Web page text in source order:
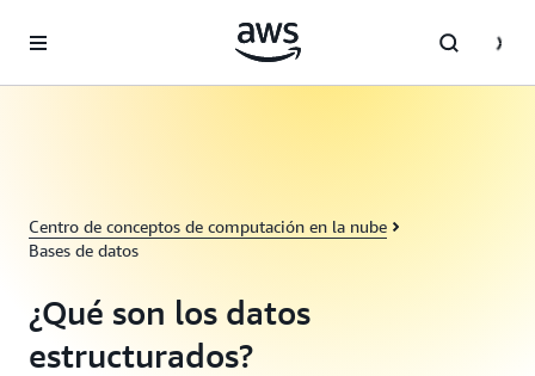
Centro de conceptos de computación en la nube
Bases de datos
¿Qué son los datos
estructurados?